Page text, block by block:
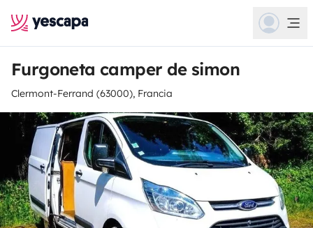
Furgoneta camper de simon
Clermont-Ferrand (63000), Francia